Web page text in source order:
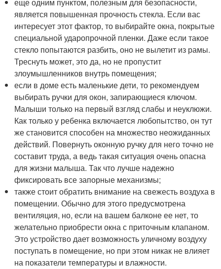
еще одним пунктом, полезным для безопасности,
является повышенная прочность стекла. Если вас
интересует этот фактор, то выбирайте окна, покрытые
специальной ударопрочной пленки. Даже если такое
стекло попытаются разбить, оно не вылетит из рамы.
Треснуть может, это да, но не пропустит
злоумышленников внутрь помещения;
если в доме есть маленькие дети, то рекомендуем
выбирать ручки для окон, запирающиеся ключом.
Малыши только на первый взгляд слабы и неуклюжи.
Как только у ребенка включается любопытство, он тут
же становится способен на множество неожиданных
действий. Повернуть оконную ручку для него точно не
составит труда, а ведь такая ситуация очень опасна
для жизни малыша. Так что лучше надежно
фиксировать все запорные механизмы;
также стоит обратить внимание на свежесть воздуха в
помещении. Обычно для этого предусмотрена
вентиляция, но, если на вашем балконе ее нет, то
желательно приобрести окна с приточным клапаном.
Это устройство дает возможность уличному воздуху
поступать в помещение, но при этом никак не влияет
на показатели температуры и влажности.